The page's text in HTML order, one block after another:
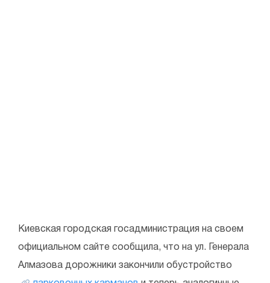
Киевская городская госадминистрация на своем
официальном сайте сообщила, что на ул. Генерала
Алмазова дорожники закончили обустройство